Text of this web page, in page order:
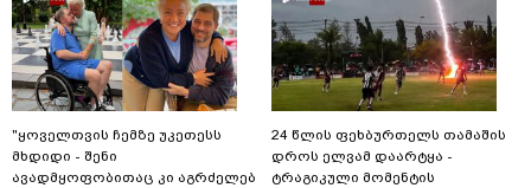
"ყოველთვის ჩემზე უკეთესს
მხდიდი - შენი
ავადმყოფობითაც კი აგრძელებ
24 წლის ფეხბურთელს თამაშის
დროს ელვამ დაარტყა -
ტრაგიკული მომენტის